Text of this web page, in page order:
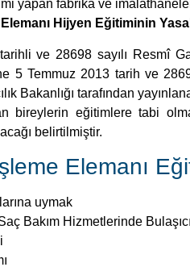
belirtilmiştir.
Elemanı
uymak
Bakım Hizmetlerinde
şartları